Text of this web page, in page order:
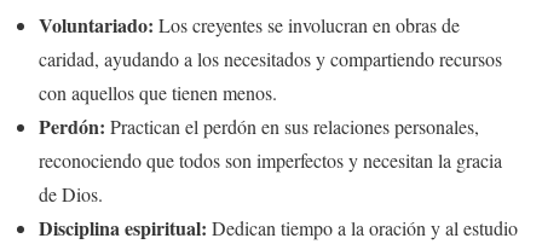
Voluntariado: Los creyentes se involucran en obras de
caridad, ayudando a los necesitados y compartiendo recursos
con aquellos que tienen menos.
Perdón: Practican el perdón en sus relaciones personales,
reconociendo que todos son imperfectos y necesitan la gracia
de Dios.
Disciplina espiritual: Dedican tiempo a la oración y al estudio